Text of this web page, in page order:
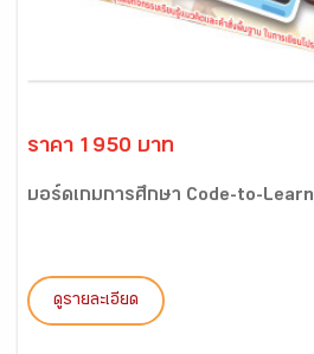
ราคา 1950 บาท
บอร์ดเกมการศึกษา Code-to-Learn
ดูรายละเอียด